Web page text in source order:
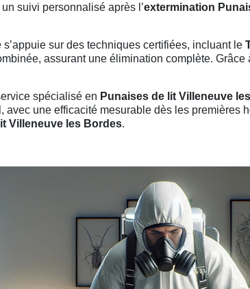
suivi personnalisé après l’extermination
s’appuie sur des techniques certifiées, incluant le
assurant une élimination complète.
spécialisé en Punaises de lit Villeneuve
avec une efficacité mesurable dès les premières
Villeneuve les Bordes.